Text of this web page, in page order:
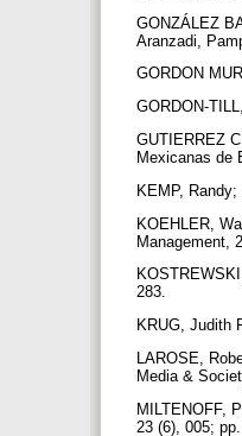
GONZÁLEZ
Aranzadi,
GORDON
GORDON-
GUTIERREZ
Mexicanas de
KEMP,
KOEHLER,
Management,
283.
KRUG, Judith
LAROSE,
Media &
MILTENOFF,
23 (6), 005;